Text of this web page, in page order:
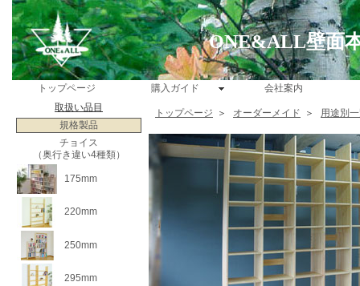
ONE&ALL壁面
トップページ 購入ガイド
会社案内
取扱い品目
規格製品
チョイス
（奥行き違い4種類）
175mm
220mm
250mm
295mm
トップページ ＞ オーダーメイド ＞ 用途別